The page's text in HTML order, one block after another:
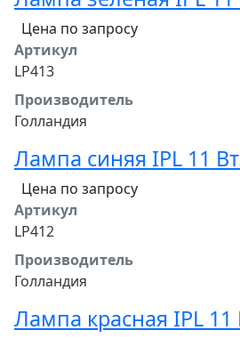
Цена по запросу
Артикул
LP413
Производитель
Голландия
Лампа синяя IPL 11
Цена по запросу
Артикул
LP412
Производитель
Голландия
Лампа красная IPL 11